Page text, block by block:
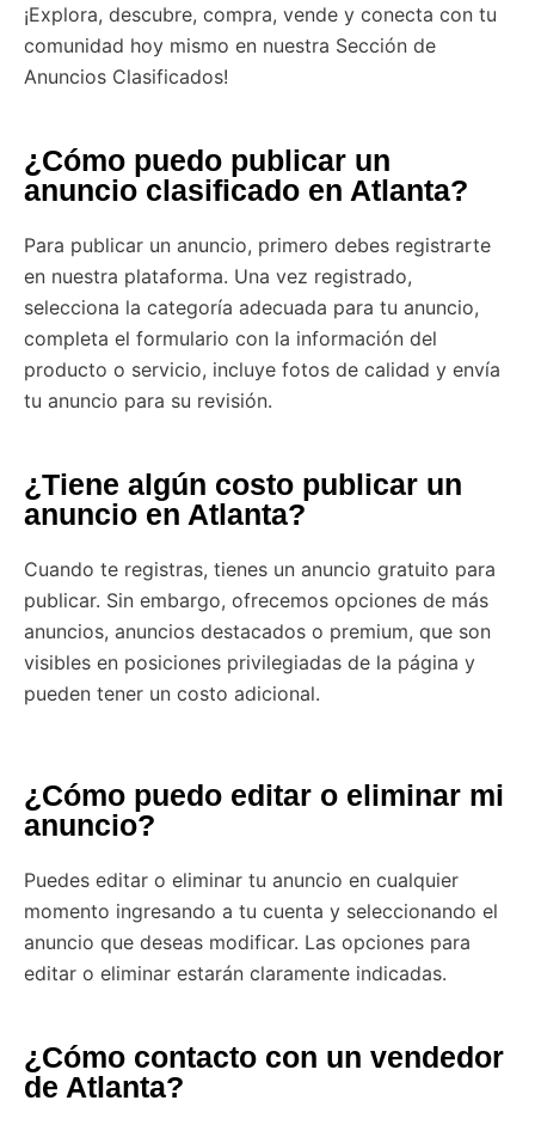
¡Explora, descubre, compra, vende y conecta con tu
comunidad hoy mismo en nuestra Sección de
Anuncios Clasificados!
¿Cómo puedo publicar un
anuncio clasificado en Atlanta?
Para publicar un anuncio, primero debes registrarte
en nuestra plataforma. Una vez registrado,
selecciona la categoría adecuada para tu anuncio,
completa el formulario con la información del
producto o servicio, incluye fotos de calidad y envía
tu anuncio para su revisión.
¿Tiene algún costo publicar un
anuncio en Atlanta?
Cuando te registras, tienes un anuncio gratuito para
publicar. Sin embargo, ofrecemos opciones de más
anuncios, anuncios destacados o premium, que son
visibles en posiciones privilegiadas de la página y
pueden tener un costo adicional.
¿Cómo puedo editar o eliminar mi
anuncio?
Puedes editar o eliminar tu anuncio en cualquier
momento ingresando a tu cuenta y seleccionando el
anuncio que deseas modificar. Las opciones para
editar o eliminar estarán claramente indicadas.
¿Cómo contacto con un vendedor
de Atlanta?